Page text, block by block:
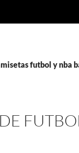
futbol y nba